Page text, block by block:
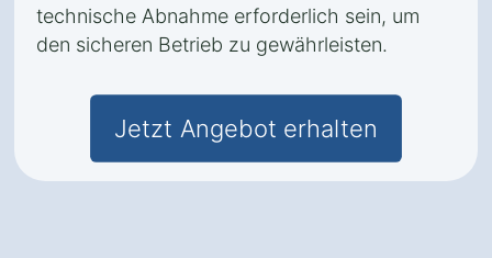
technische Abnahme erforderlich sein, um
den sicheren Betrieb zu gewährleisten.
Jetzt Angebot erhalten